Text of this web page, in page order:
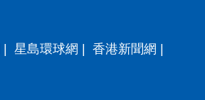
| 星島環球網 | 香港新聞網 |